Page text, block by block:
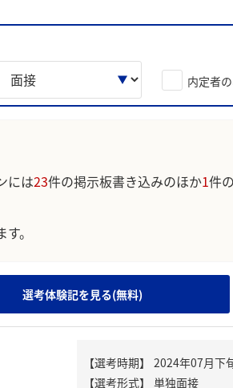
内定者
には23件の掲示板書き込みのほか1件
。
選考体験記を見る(無料)